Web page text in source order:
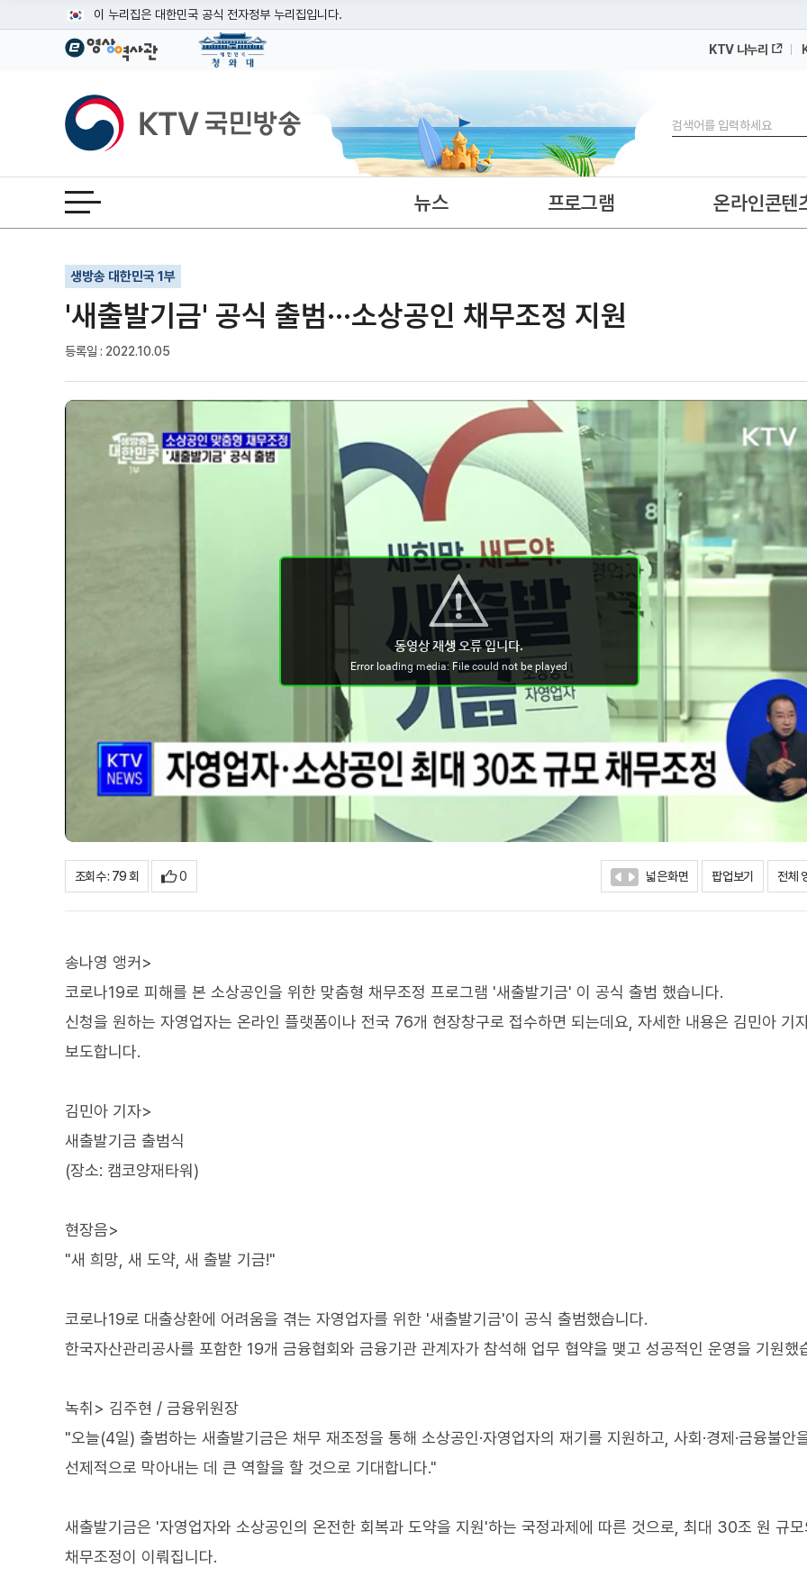
이 누리집은 대한민국 공식 전자정부 누리집입니다.
공식 누리집 주소 확인하기
이밖에 or.kr 또는 .kr등 다른 도메인 주소를 사용하고 있다면 아래 URL에서 도메인 주소를 확인해 보세요
운영중인 공식 누리집보기
KTV 나누리
KTV국민방송
검색
전체메뉴 열기 뉴스 프로그램 온라인콘텐
생방송 대한민국 1부
'새출발기금' 공식 출범···소상공인 채무조정 지원
등록일 : 2022.10.05
기사인쇄
글자확대
글자축소
조회수 : 79 회 0 넓은화면 팝업보기 전체
송나영 앵커>
코로나19로 피해를 본 소상공인을 위한 맞춤형 채무조정 프로그램 '새출발기금' 이 공식 출범 했습니다.
신청을 원하는 자영업자는 온라인 플랫폼이나 전국 76개 현장창구로 접수하면 되는데요, 자세한 내용은 김민아 기
보도합니다.
김민아 기자>
새출발기금 출범식
(장소: 캠코양재타워)
현장음>
"새 희망, 새 도약, 새 출발 기금!"
코로나19로 대출상환에 어려움을 겪는 자영업자를 위한 '새출발기금'이 공식 출범했습니다.
한국자산관리공사를 포함한 19개 금융협회와 금융기관 관계자가 참석해 업무 협약을 맺고 성공적인 운영을 기원했
녹취> 김주현 / 금융위원장
"오늘(4일) 출범하는 새출발기금은 채무 재조정을 통해 소상공인·자영업자의 재기를 지원하고, 사회·경제·금융불안
선제적으로 막아내는 데 큰 역할을 할 것으로 기대합니다."
새출발기금은 '자영업자와 소상공인의 온전한 회복과 도약을 지원'하는 국정과제에 따른 것으로, 최대 30조 원 규모
채무조정이 이뤄집니다.